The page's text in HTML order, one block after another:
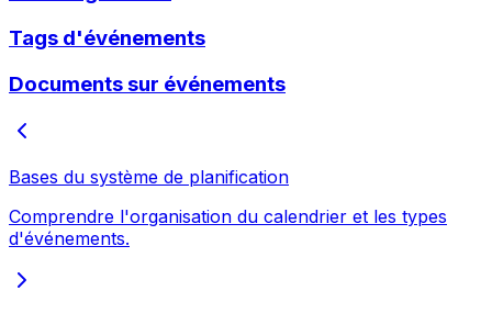
Tags d'événements
Documents sur événements
Bases du système de planification
Comprendre l'organisation du calendrier et les types
d'événements.